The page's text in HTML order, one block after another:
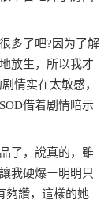
多了吧?因为了解
放生，所以我才
情实在太敏感，
借着剧情暗示
了，說真的，雖
我硬爆ー明明只
夠讚，這樣的她